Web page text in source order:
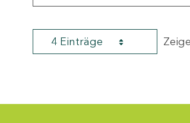
4 Einträge